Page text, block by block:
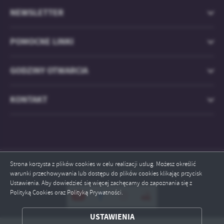
Strona korzysta z plików cookies w celu realizacji usług. Możesz określić
warunki przechowywania lub dostępu do plików cookies klikając przycisk
Ustawienia. Aby dowiedzieć się więcej zachęcamy do zapoznania się z
Polityką Cookies oraz Polityką Prywatności.
USTAWIENIA
ZAPISZ WYBRANE
POMOCNE LINKI
NEWSLETTER
GODZINY OTWARCIA
KONTAKT
Odwiedzin: 829436